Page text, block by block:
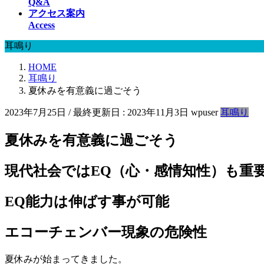
Q&A
アクセス案内
Access
耳鳴り
HOME
耳鳴り
夏休みを有意義に過ごそう
2023年7月25日 / 最終更新日 : 2023年11月3日 wpuser 耳鳴り
夏休みを有意義に過ごそう
現代社会ではEQ（心・感情知性）も重
EQ能力は伸ばす事が可能
エコーチェンバー現象の危険性
夏休みが始まってきました。